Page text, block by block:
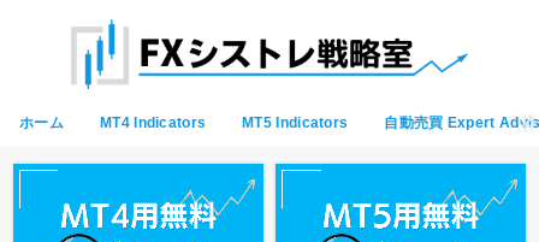
ホーム MT4 Indicators MT5 Indicators 自動売買 Expert